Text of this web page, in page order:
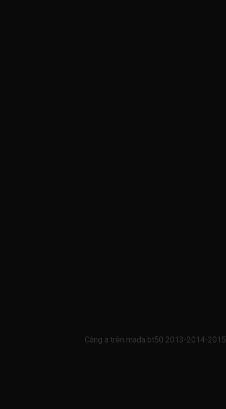
Càng a trên mada bt50 2013-2014-